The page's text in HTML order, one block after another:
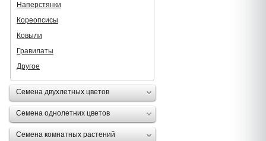
Наперстянки
Кореопсисы
Ковыли
Гравилаты
Другое
Семена двухлетных цветов
Семена однолетних цветов
Семена комнатных растений